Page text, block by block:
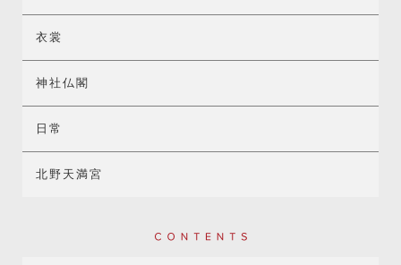
衣裳
神社仏閣
日常
北野天満宮
Contents